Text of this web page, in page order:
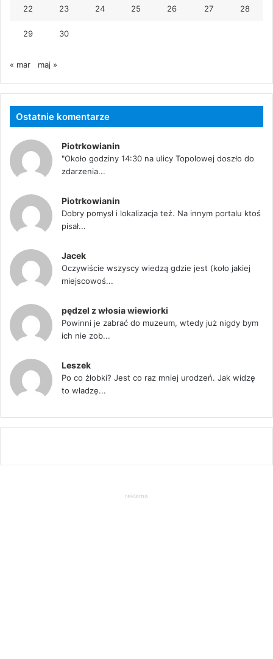
22 23 24 25 26 27 28
29 30
« mar maj »
Ostatnie komentarze
Piotrkowianin
"Około godziny 14:30 na ulicy Topolowej doszło do
zdarzenia...
Piotrkowianin
Dobry pomysł i lokalizacja też. Na innym portalu ktoś
pisał...
Jacek
Oczywiście wszyscy wiedzą gdzie jest (koło jakiej
miejscowoś...
pędzel z włosia wiewiorki
Powinni je zabrać do muzeum, wtedy już nigdy bym
ich nie zob...
Leszek
Po co żłobki? Jest co raz mniej urodzeń. Jak widzę
to władzę...
reklama